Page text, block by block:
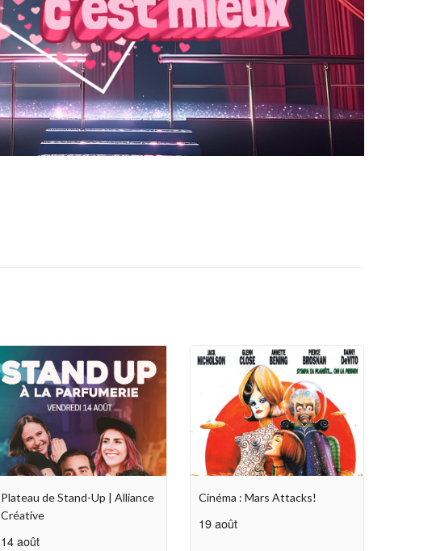
Plateau de Stand-Up | Alliance
Créative
14 août
Cinéma : Mars Attacks!
19 août